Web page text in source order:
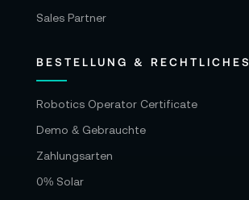
Sales Partner
BESTELLUNG & RECHTLICHES
Robotics Operator Certificate
Demo & Gebrauchte
Zahlungsarten
0% Solar